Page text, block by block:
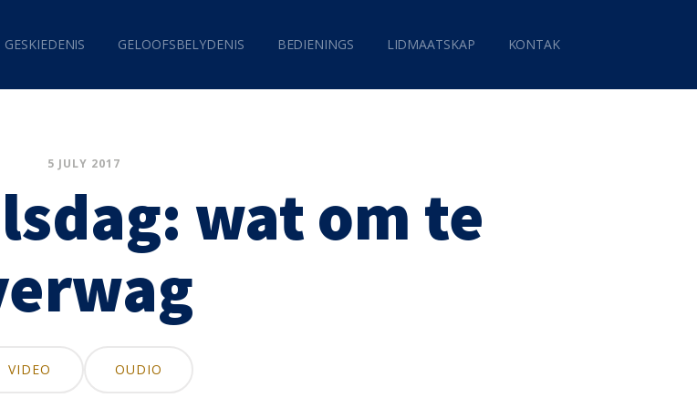
GESKIEDENIS GELOOFSBELYDENIS BEDIENINGS LIDMAATSKAP KONTAK
5 JULY 2017
wat om te
VIDEO OUDIO